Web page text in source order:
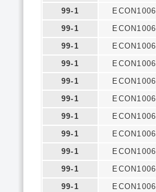
99-1
ECON1006
99-1
ECON1006
99-1
ECON1006
99-1
ECON1006
99-1
ECON1006
99-1
ECON1006
99-1
ECON1006
99-1
ECON1006
99-1
ECON1006
99-1
ECON1006
99-1
ECON1006